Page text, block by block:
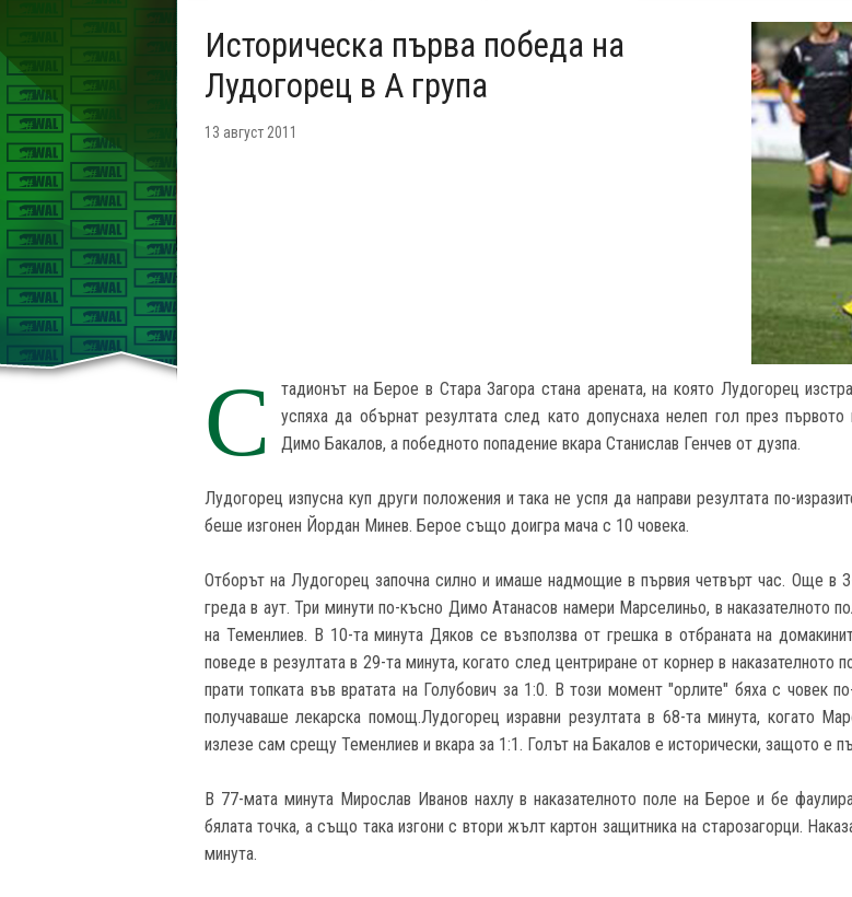
Историческа първа победа на
Лудогорец в А група
13 август 2011
С
тадионът на Берое в Стара Загора стана арената, на която Лудогорец
успяха да обърнат резултата след като допуснаха нелеп гол през
Димо Бакалов, а победното попадение вкара Станислав Генчев от дузпа.
Лудогорец изпусна куп други положения и така не успя да направи резултата по-
беше изгонен Йордан Минев. Берое също доигра мача с 10 човека.
Отборът на Лудогорец започна силно и имаше надмощие в първия четвърт час. Още в
греда в аут. Три минути по-късно Димо Атанасов намери Марселиньо, в наказателното
на Теменлиев. В 10-та минута Дяков се възползва от грешка в отбраната на
поведе в резултата в 29-та минута, когато след центриране от корнер в наказателното
прати топката във вратата на Голубович за 1:0. В този момент "орлите" бяха с човек
получаваше лекарска помощ.Лудогорец изравни резултата в 68-та минута, когато
излезе сам срещу Теменлиев и вкара за 1:1. Голът на Бакалов е исторически, защото е
В 77-мата минута Мирослав Иванов нахлу в наказателното поле на Берое и бе
бялата точка, а също така изгони с втори жълт картон защитника на старозагорци.
минута.